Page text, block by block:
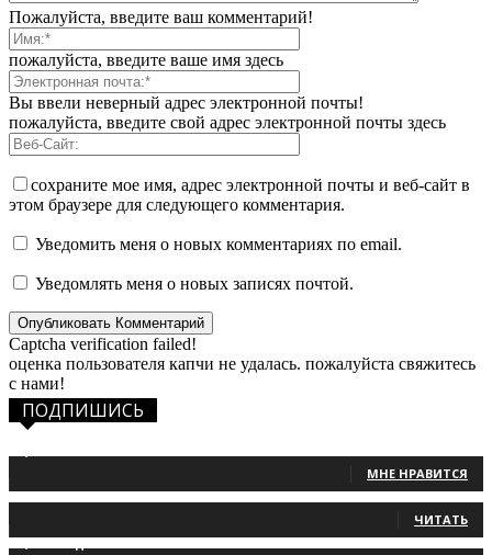
Пожалуйста, введите ваш комментарий!
пожалуйста, введите ваше имя здесь
Вы ввели неверный адрес электронной почты!
пожалуйста, введите свой адрес электронной почты здесь
сохраните мое имя, адрес электронной почты и веб-сайт в
этом браузере для следующего комментария.
Уведомить меня о новых комментариях по email.
Уведомлять меня о новых записях почтой.
Captcha verification failed!
оценка пользователя капчи не удалась. пожалуйста свяжитесь
с нами!
ПОДПИШИСЬ
МНЕ НРАВИТСЯ
ЧИТАТЬ